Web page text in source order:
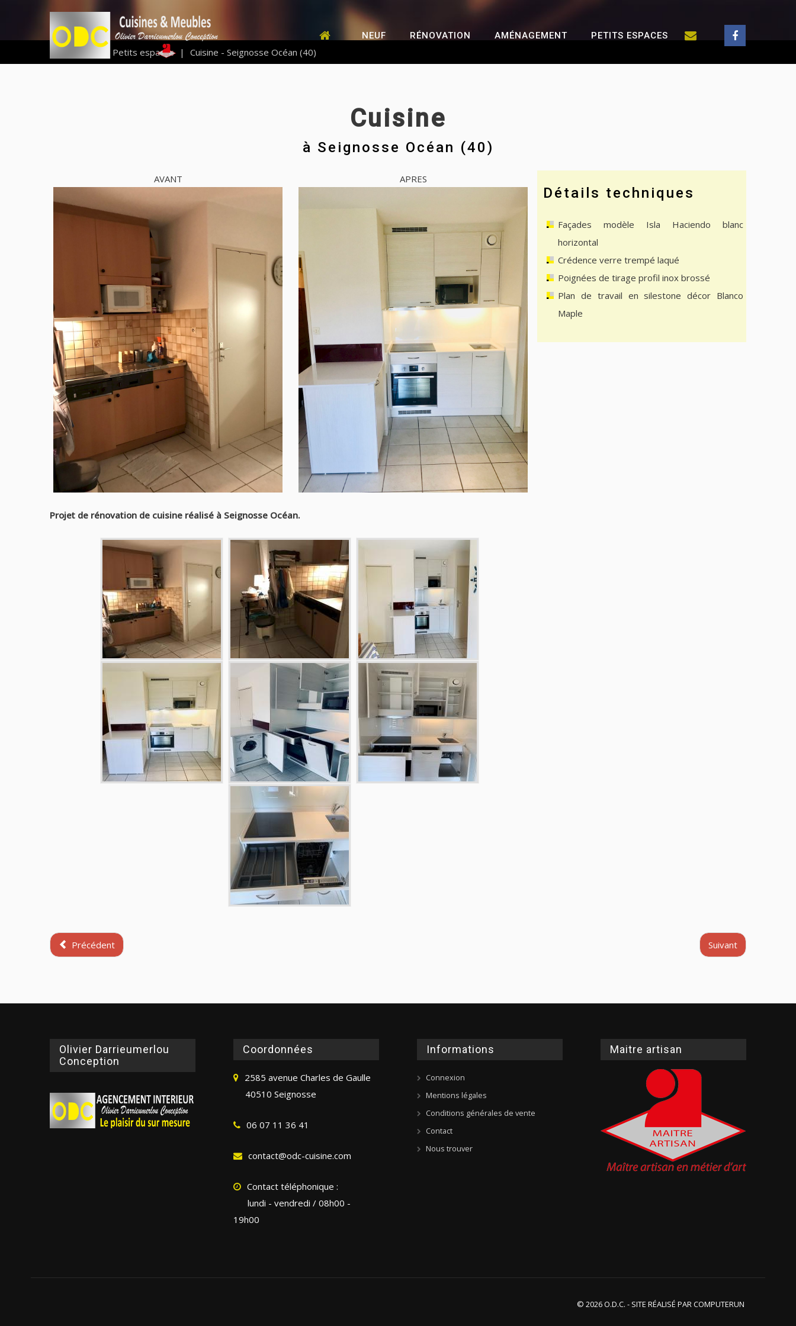
NEUF RÉNOVATION AMÉNAGEMENT PETITS ESPACES
Vous êtes ici : Petits espaces | Cuisine - Seignosse Océan (40)
Cuisine
à Seignosse Océan (40)
AVANT APRES
Projet de rénovation de cuisine réalisé à Seignosse Océan.
Détails techniques
Façades modèle Isla Haciendo blanc
horizontal
Crédence verre trempé laqué
Poignées de tirage profil inox brossé
Plan de travail en silestone décor Blanco
Maple
Précédent Suivant
Olivier Darrieumerlou
Conception
Coordonnées
2585 avenue Charles de Gaulle
40510 Seignosse
06 07 11 36 41
contact@odc-cuisine.com
Contact téléphonique :
lundi - vendredi / 08h00 -
19h00
Informations
Connexion
Mentions légales
Conditions générales de vente
Contact
Nous trouver
Maitre artisan
© 2026 O.D.C. - SITE RÉALISÉ PARCOMPUTERUN